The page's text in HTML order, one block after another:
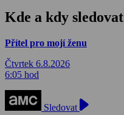
Kde a kdy sledovat
Přítel pro mojí ženu
Čtvrtek 6.8.2026
6:05 hod
Sledovat